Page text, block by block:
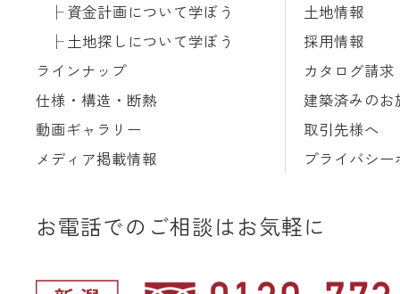
資金計画について学ぼう
土地探しについて学ぼう
ラインナップ
仕様・構造・断熱
動画ギャラリー
メディア掲載情報
土地情報
採用情報
カタログ請求
建築済みのお
取引先様へ
プライバシー
お電話でのご相談はお気軽に